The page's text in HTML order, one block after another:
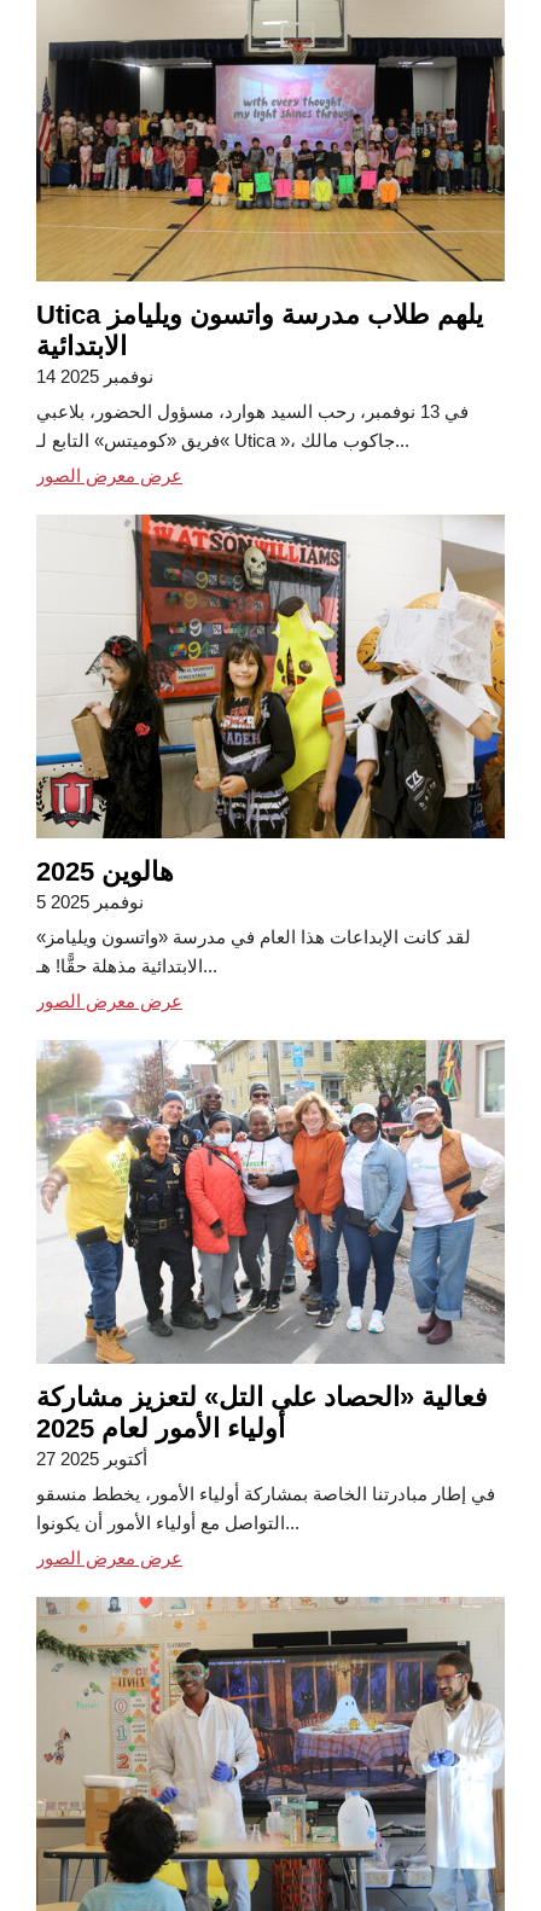
Utica يلهم طلاب مدرسة واتسون ويليامز
الابتدائية
14 نوفمبر 2025
في 13 نوفمبر، رحب السيد هوارد، مسؤول الحضور، بلاعبي
فريق «كوميتس» التابع لـ« Utica »، جاكوب مالك...
عرض معرض الصور
هالوين 2025
5 نوفمبر 2025
لقد كانت الإبداعات هذا العام في مدرسة «واتسون ويليامز»
الابتدائية مذهلة حقًّا! هـ...
عرض معرض الصور
فعالية «الحصاد على التل» لتعزيز مشاركة
أولياء الأمور لعام 2025
27 أكتوبر 2025
في إطار مبادرتنا الخاصة بمشاركة أولياء الأمور، يخطط منسقو
التواصل مع أولياء الأمور أن يكونوا...
عرض معرض الصور